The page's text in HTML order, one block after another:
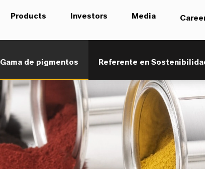
Products Investors Media
Gama de pigmentos Referente en